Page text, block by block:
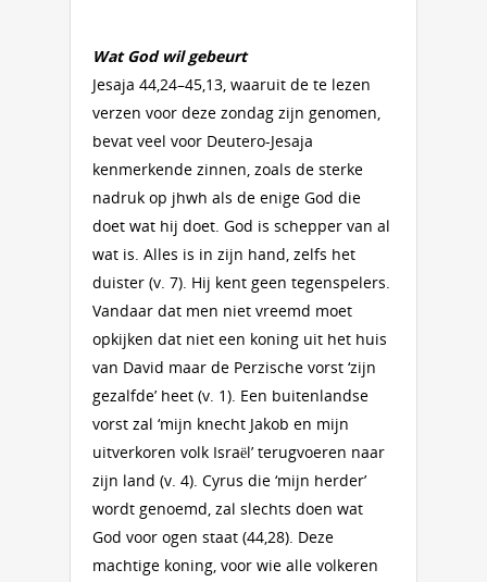
Wat God wil gebeurt
Jesaja 44,24–45,13, waaruit de te lezen
verzen voor deze zondag zijn genomen,
bevat veel voor Deutero-Jesaja
kenmerkende zinnen, zoals de sterke
nadruk op jhwh als de enige God die
doet wat hij doet. God is schepper van al
wat is. Alles is in zijn hand, zelfs het
duister (v. 7). Hij kent geen tegenspelers.
Vandaar dat men niet vreemd moet
opkijken dat niet een koning uit het huis
van David maar de Perzische vorst ‘zijn
gezalfde’ heet (v. 1). Een buitenlandse
vorst zal ‘mijn knecht Jakob en mijn
uitverkoren volk Israël’ terugvoeren naar
zijn land (v. 4). Cyrus die ‘mijn herder’
wordt genoemd, zal slechts doen wat
God voor ogen staat (44,28). Deze
machtige koning, voor wie alle volkeren